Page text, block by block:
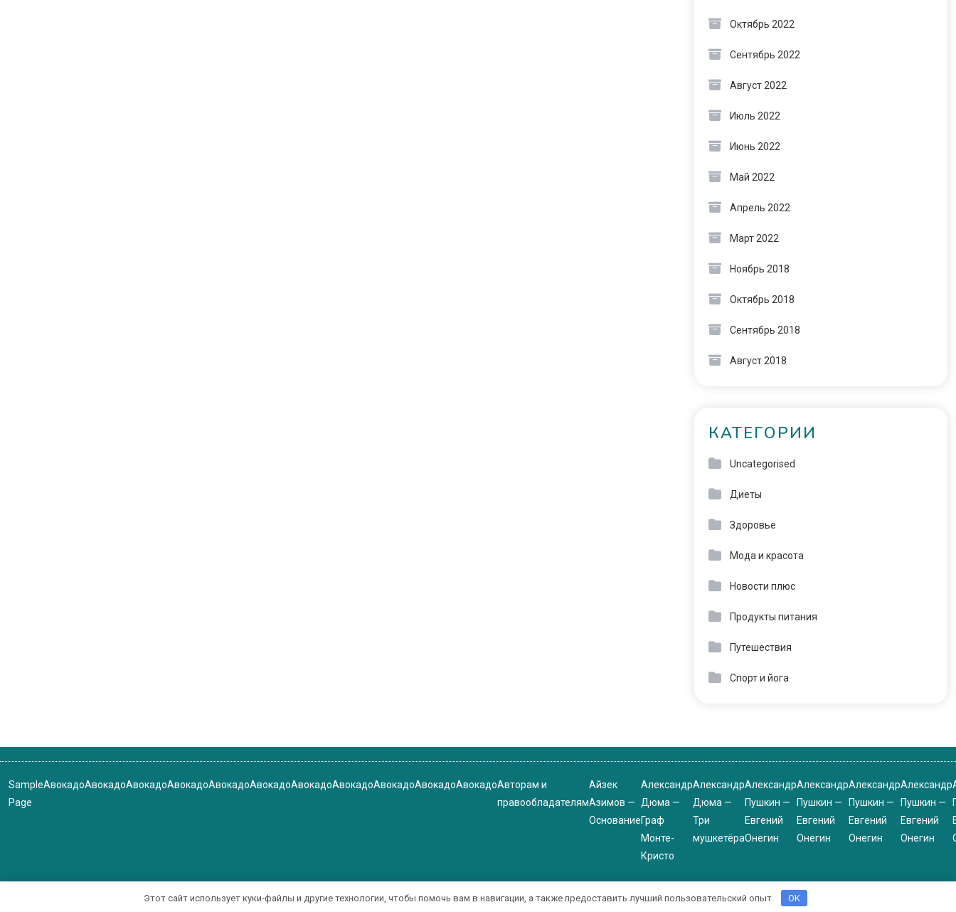
Октябрь 2022
Сентябрь 2022
Август 2022
Июль 2022
Июнь 2022
Май 2022
Апрель 2022
Март 2022
Ноябрь 2018
Октябрь 2018
Сентябрь 2018
Август 2018
КАТЕГОРИИ
Uncategorised
Диеты
Здоровье
Мода и красота
Новости плюс
Продукты питания
Путешествия
Спорт и йога
Sample
Page
АвокадоАвокадоАвокадоАвокадоАвокадоАвокадоАвокадоАвокадоАвокадоАвокадоАвокадоАвторам и
правообладателям
Айзек
Азимов —
Основание
Александр
Дюма —
Граф
Монте-
Кристо
Александр
Дюма —
Три
мушкетёра
Александр
Пушкин —
Евгений
Онегин
Александр
Пушкин —
Евгений
Онегин
Александр
Пушкин —
Евгений
Онегин
Александр
Пушкин —
Евгений
Онегин
Этот сайт использует куки-файлы и другие технологии, чтобы помочь вам в навигации, а также предоставить лучший пользовательский опыт. OK